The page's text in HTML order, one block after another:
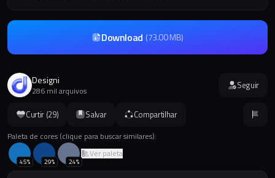
Curtir (29) Salvar Compartilhar
Paleta de cores (clique para buscar similares):
45% 29% 24%
Ver paleta
Download (73.00 MB)
Designi
286 mil arquivos Seguir